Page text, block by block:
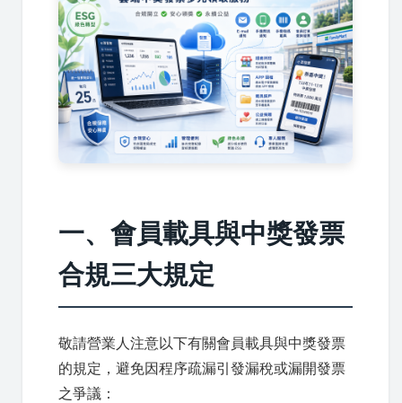
一、會員載具與中獎發票
合規三大規定
敬請營業人注意以下有關會員載具與中獎發票
的規定，避免因程序疏漏引發漏稅或漏開發票
之爭議：